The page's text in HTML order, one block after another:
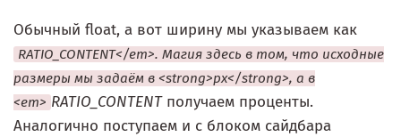
Обычный float, а вот ширину мы указываем как
RATIO_CONTENT</em>. Магия здесь в том, что исходные
размеры мы задаём в <strong>px</strong>, а в
<em> RATIO_CONTENTполучаем проценты.
Аналогично поступаем и с блоком сайдбара